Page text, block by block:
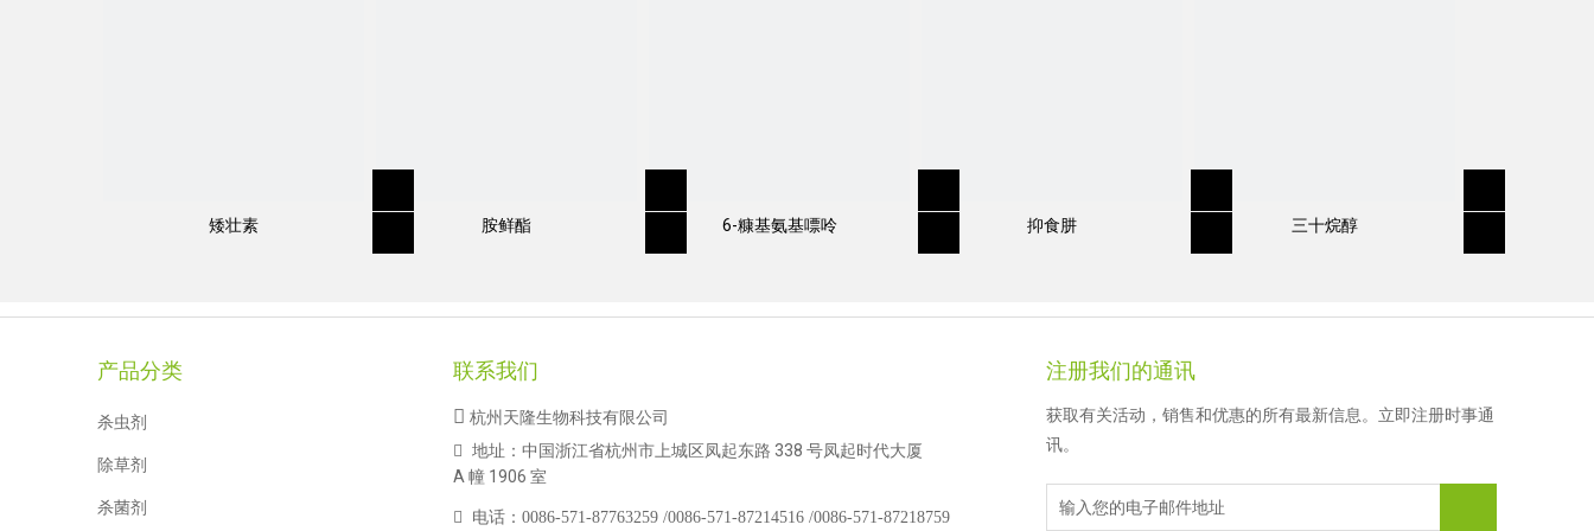
矮壮素 胺鲜酯 6-糠基氨基嘌呤 抑食肼 三十烷醇
产品分类
杀虫剂
除草剂
杀菌剂
联系我们
 杭州天隆生物科技有限公司
 地址：中国浙江省杭州市上城区凤起东路 338 号凤起时代大厦
A 幢 1906 室
 电话： 0086-571-87763259 /0086-571-87214516 /0086-571-87218759
注册我们的通讯
获取有关活动，销售和优惠的所有最新信息。立即注册时事通
讯。